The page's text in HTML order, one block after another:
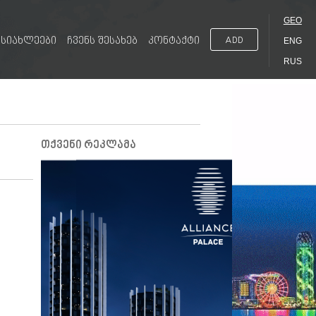
სიახლეები ჩვენს შესახებ კონტაქტი ADD
GEO
ENG
RUS
თქვენი რეკლამა